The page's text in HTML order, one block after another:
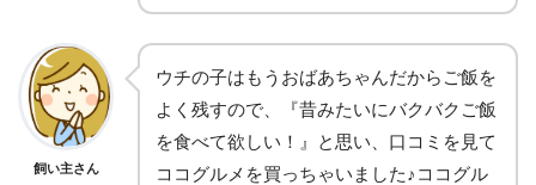
飼い主さん
ウチの子はもうおばあちゃんだからご飯を
よく残すので、『昔みたいにバクバクご飯
を食べて欲しい！』と思い、口コミを見て
ココグルメを買っちゃいました♪ココグル